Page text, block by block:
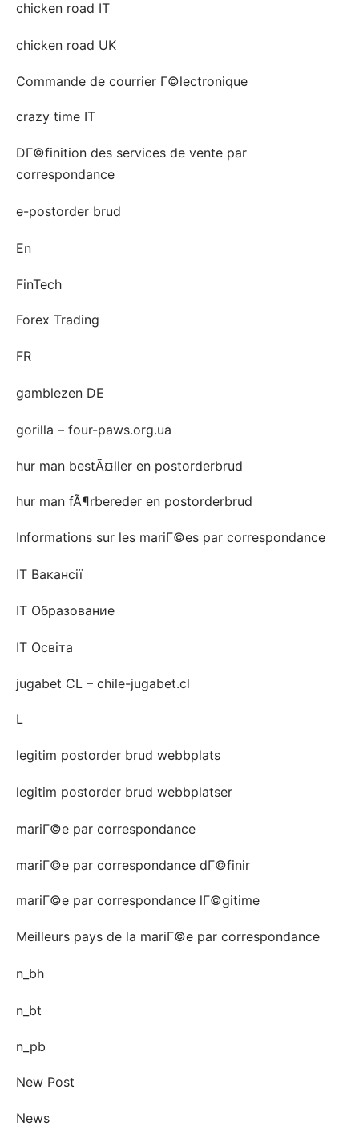
chicken road IT
chicken road UK
Commande de courrier Г©lectronique
crazy time IT
DГ©finition des services de vente par
correspondance
e-postorder brud
En
FinTech
Forex Trading
FR
gamblezen DE
gorilla – four-paws.org.ua
hur man bestÃ¤ller en postorderbrud
hur man fÃ¶rbereder en postorderbrud
Informations sur les mariГ©es par correspondance
IT Вакансії
IT Образование
IT Освіта
jugabet CL – chile-jugabet.cl
L
legitim postorder brud webbplats
legitim postorder brud webbplatser
mariГ©e par correspondance
mariГ©e par correspondance dГ©finir
mariГ©e par correspondance lГ©gitime
Meilleurs pays de la mariГ©e par correspondance
n_bh
n_bt
n_pb
New Post
News